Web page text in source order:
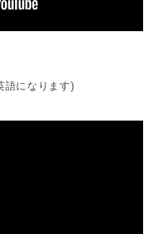
語になります)